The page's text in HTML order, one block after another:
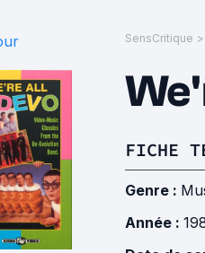
SensCritique >
FICHE
Genre :
Année :